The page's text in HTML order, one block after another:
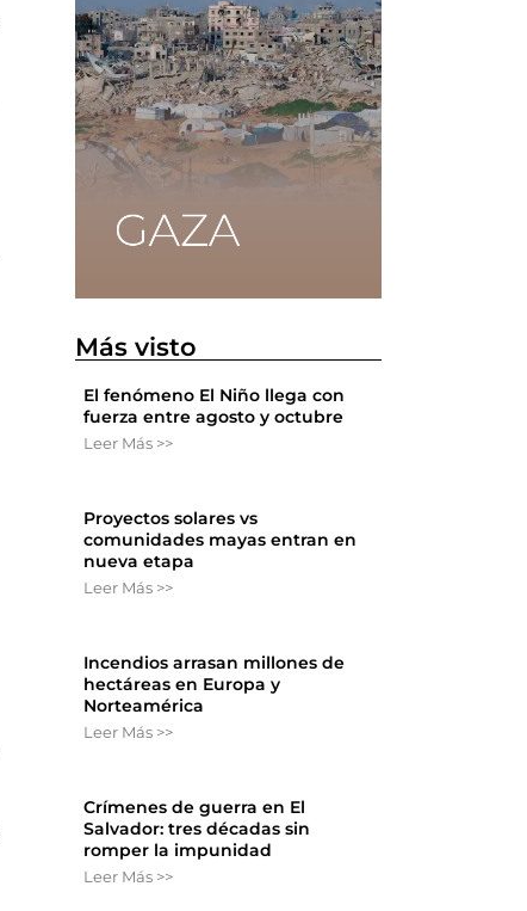
Más visto
El fenómeno El Niño llega con
fuerza entre agosto y octubre
Leer Más >>
Proyectos solares vs
comunidades mayas entran en
nueva etapa
Leer Más >>
Incendios arrasan millones de
hectáreas en Europa y
Norteamérica
Leer Más >>
Crímenes de guerra en El
Salvador: tres décadas sin
romper la impunidad
Leer Más >>